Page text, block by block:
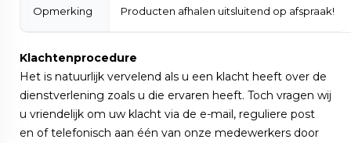
Opmerking Producten afhalen uitsluitend op afspraak!
Klachtenprocedure
Het is natuurlijk vervelend als u een klacht heeft over de
dienstverlening zoals u die ervaren heeft. Toch vragen wij
u vriendelijk om uw klacht via de e-mail, reguliere post
en of telefonisch aan één van onze medewerkers door